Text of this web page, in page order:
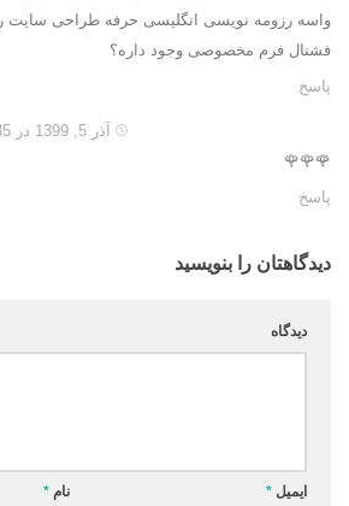
واسه رزومه نویسی انگلیسی حرفه طراحی سایت
فشنال فرم مخصوصی وجود داره؟
پاسخ
آذر 5, 1399 در 10:35 ق.ظ
🌹🌹🌹
پاسخ
دیدگاهتان را بنویسید
دیدگاه
نام * ایمیل *